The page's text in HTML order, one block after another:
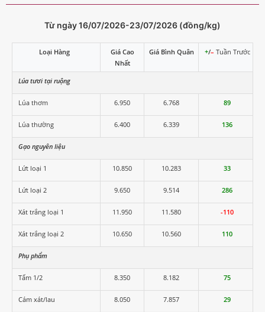
Từ ngày 16/07/2026-23/07/2026 (đồng/kg)
Loại Hàng
Giá Cao
Nhất
Giá Bình Quân +/– Tuần Trước
Lúa tươi tại ruộng
Lúa thơm 6.950 6.768 89
Lúa thường 6.400 6.339 136
Gạo nguyên liệu
Lứt loại 1 10.850 10.283 33
Lứt loại 2 9.650 9.514 286
Xát trắng loại 1 11.950 11.580 -110
Xát trắng loại 2 10.650 10.560 110
Phụ phẩm
Tấm 1/2 8.350 8.182 75
Cám xát/lau 8.050 7.857 29